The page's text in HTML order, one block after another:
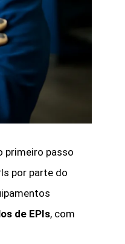
primeiro passo
por parte do
de EPIs, com